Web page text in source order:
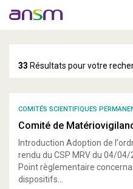
33 Résultats pour votre
COMITÉS SCIENTIFIQUES
Comité de
Introduction Adoption de
rendu du CSP MRV du 04/
Point règlementaire
dispositifs...